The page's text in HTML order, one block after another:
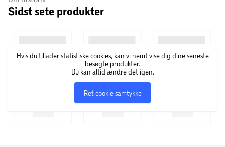
kg dej)
Vendbar skrive til at rive og skære i skiver, medium
Vendbar rive-/snitteskive i rustfrit stål
Sidst sete produkter
Hvis du tillader statistiske cookies, kan vi nemt vise dig dine seneste
besøgte produkter.
Du kan altid ændre det igen.
Ret cookie samtykke